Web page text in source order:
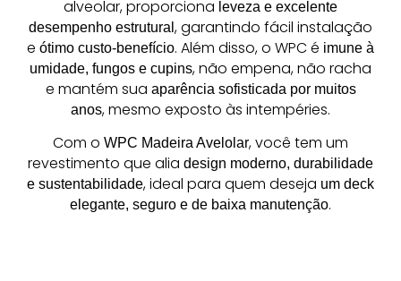
alveolar, proporciona leveza e excelente
desempenho estrutural , garantindo fácil instalação
e ótimo custo-benefício. Além disso, o WPC é imune à
umidade, fungos e cupins, não empena, não racha
e mantém sua aparência sofisticada por muitos
anos, mesmo exposto às intempéries.
Com o WPC Madeira Avelolar, você tem um
revestimento que alia design moderno, durabilidade
e sustentabilidade, ideal para quem deseja um deck
elegante, seguro e de baixa manutenção.